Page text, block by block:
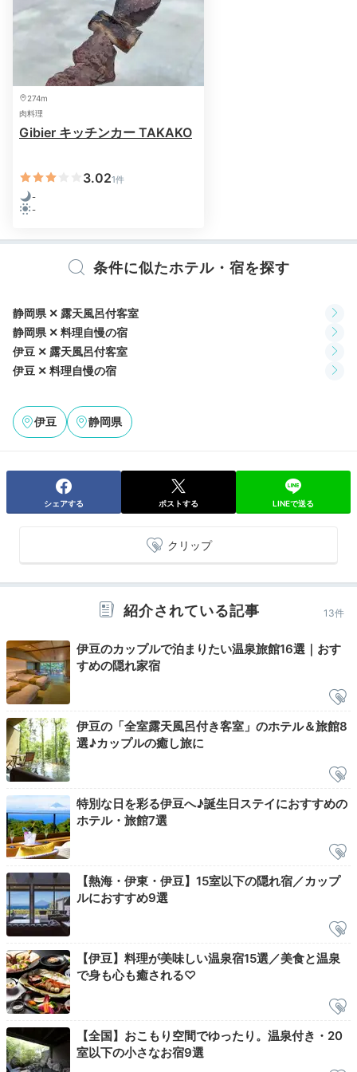
夕食はカウンターダイニングで、料理長・牛込克麻さん
が手掛けた伊豆会席料理を。狩野川でとれる天然うなぎ
や自家菜園野菜など、厳選食材を使った贅沢な内容で
す。
お料理もサービスも本当に素晴らしいです。以前私の好
す。近くの川でとれた鮎も頂きました。
Onsen
21:00
好きな時に好きなだけ
源泉に癒されて
夜はほのかな明かりに包まれて、源泉かけ流しの客室露
天風呂でのんびり。冷蔵庫にビールなどの無料ドリンク
があるので、お風呂上りにテラスで一杯楽しんではいか
が。
a87da_
部屋でゆっくりお酒を飲み、好きなように客室露天風呂に入りまし
た。とてもリラックスできます。アメニティが高級ブランドなのも
2日目
Breakfast
07:30
274m
肉料理
Gibier キッチンカー TAKAKO
3.021件
-
-
条件に似たホテル・宿を探す
静岡県 ✕ 露天風呂付客室
静岡県 ✕ 料理自慢の宿
伊豆 ✕ 露天風呂付客室
伊豆 ✕ 料理自慢の宿
伊豆 静岡県
シェアする ポストする LINEで送る
クリップ
紹介されている記事 13件
伊豆のカップルで泊まりたい温泉旅館16選｜おす
すめの隠れ家宿
伊豆の「全室露天風呂付き客室」のホテル＆旅館8
選♪カップルの癒し旅に
特別な日を彩る伊豆へ♪誕生日ステイにおすすめの
ホテル・旅館7選
【熱海・伊東・伊豆】15室以下の隠れ宿／カップ
ルにおすすめ9選
【伊豆】料理が美味しい温泉宿15選／美食と温泉
で身も心も癒される♡
【全国】おこもり空間でゆったり。温泉付き・20
室以下の小さなお宿9選